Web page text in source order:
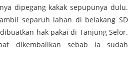
dipegang kakak sepupunya dulu.
separuh lahan di belakang SD
hak pakai di Tanjung Selor.
dikembalikan sebab ia sudah